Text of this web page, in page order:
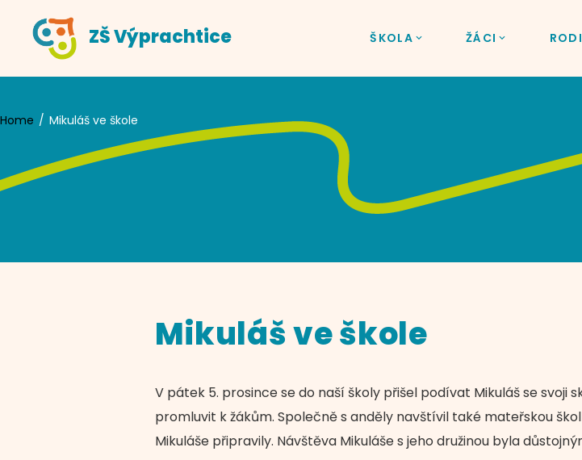
content
ZŠ Výprachtice ŠKOLA ŽÁCI
Home Mikuláš ve škole
Mikuláš ve škole
V pátek 5. prosince se do naší školy přišel podívat Mikuláš se svoji
promluvit k žákům. Společně s anděly navštívil také mateřskou
Mikuláše připravily. Návštěva Mikuláše s jeho družinou byla